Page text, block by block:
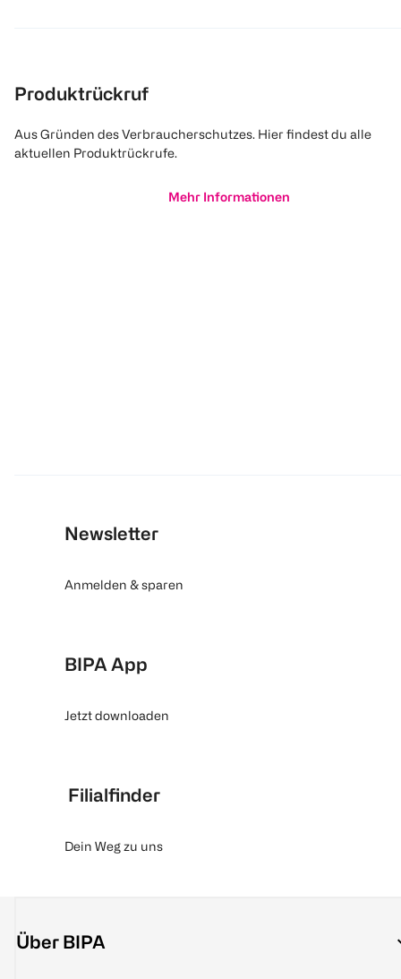
Produktrückruf
Aus Gründen des Verbraucherschutzes. Hier findest du alle
aktuellen Produktrückrufe.
Mehr Informationen
Newsletter
Anmelden & sparen
BIPA App
Jetzt downloaden
Filialfinder
Dein Weg zu uns
Über BIPA